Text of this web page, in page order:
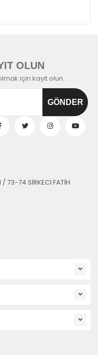
OLUN
için kayıt olun.
/ 73-74 SİRKECİ FATİH